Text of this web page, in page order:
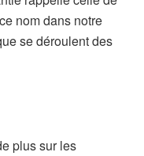
nom dans notre
se déroulent des
plus sur les